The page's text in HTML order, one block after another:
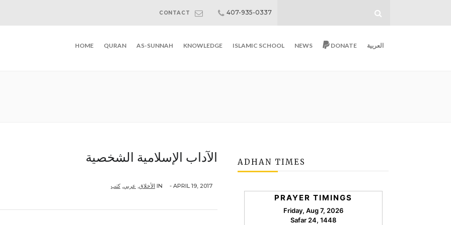
CONTACT 407-935-0337
HOME QURAN AS-SUNNAH KNOWLEDGE ISLAMIC SCHOOL NEWS DONATE العربية
الآداب الإسلامية الشخصية
APRIL 19, 2017 -
IN الأخلاق, عربي,كتب
ADHAN TIMES